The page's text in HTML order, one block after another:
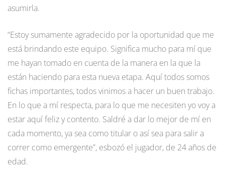
asumirla.
“Estoy sumamente agradecido por la oportunidad que me
está brindando este equipo. Significa mucho para mí que
me hayan tomado en cuenta de la manera en la que la
están haciendo para esta nueva etapa. Aquí todos somos
fichas importantes, todos vinimos a hacer un buen trabajo.
En lo que a mí respecta, para lo que me necesiten yo voy a
estar aquí feliz y contento. Saldré a dar lo mejor de mí en
cada momento, ya sea como titular o así sea para salir a
correr como emergente”, esbozó el jugador, de 24 años de
edad.